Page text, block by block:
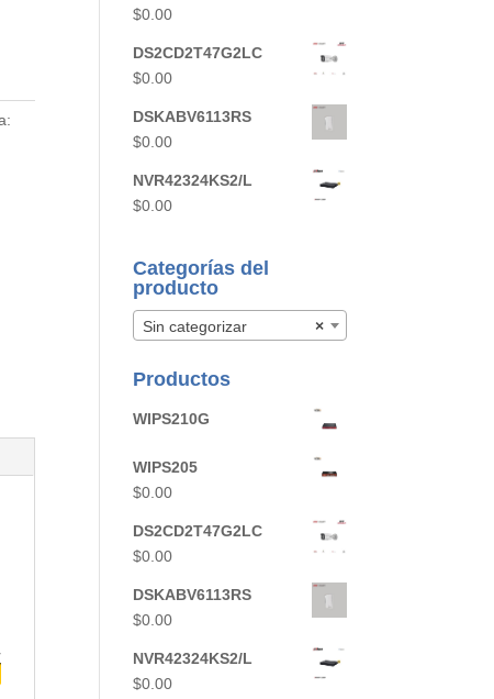
$0.00
DS2CD2T47G2LC
$0.00
DSKABV6113RS
$0.00
NVR42324KS2/L
$0.00
Categorías del
producto
×
Sin categorizar
Productos
WIPS210G
WIPS205
$0.00
DS2CD2T47G2LC
$0.00
DSKABV6113RS
$0.00
NVR42324KS2/L
$0.00